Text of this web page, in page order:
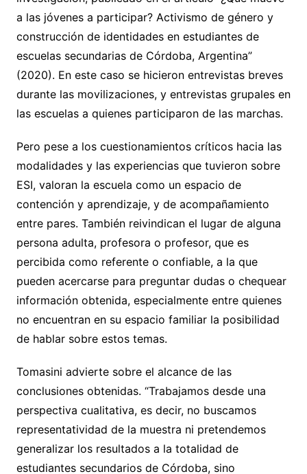
a las jóvenes a participar? Activismo de género y
construcción de identidades en estudiantes de
escuelas secundarias de Córdoba, Argentina”
(2020). En este caso se hicieron entrevistas breves
durante las movilizaciones, y entrevistas grupales en
las escuelas a quienes participaron de las marchas.
Pero pese a los cuestionamientos críticos hacia las
modalidades y las experiencias que tuvieron sobre
ESI, valoran la escuela como un espacio de
contención y aprendizaje, y de acompañamiento
entre pares. También reivindican el lugar de alguna
persona adulta, profesora o profesor, que es
percibida como referente o confiable, a la que
pueden acercarse para preguntar dudas o chequear
información obtenida, especialmente entre quienes
no encuentran en su espacio familiar la posibilidad
de hablar sobre estos temas.
Tomasini advierte sobre el alcance de las
conclusiones obtenidas. “Trabajamos desde una
perspectiva cualitativa, es decir, no buscamos
representatividad de la muestra ni pretendemos
generalizar los resultados a la totalidad de
estudiantes secundarios de Córdoba, sino